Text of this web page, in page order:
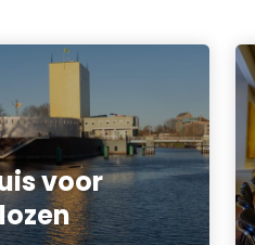
voor